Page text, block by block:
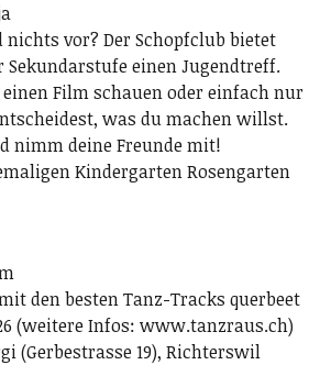
nichts vor? Der Schopfclub bietet
Sekundarstufe einen Jugendtreff.
Film schauen oder einfach nur
was du machen willst.
nimm deine Freunde mit!
Kindergarten Rosengarten
den besten Tanz-Tracks querbeet
(weitere Infos: www.tanzraus.ch)
(Gerbestrasse 19), Richterswil